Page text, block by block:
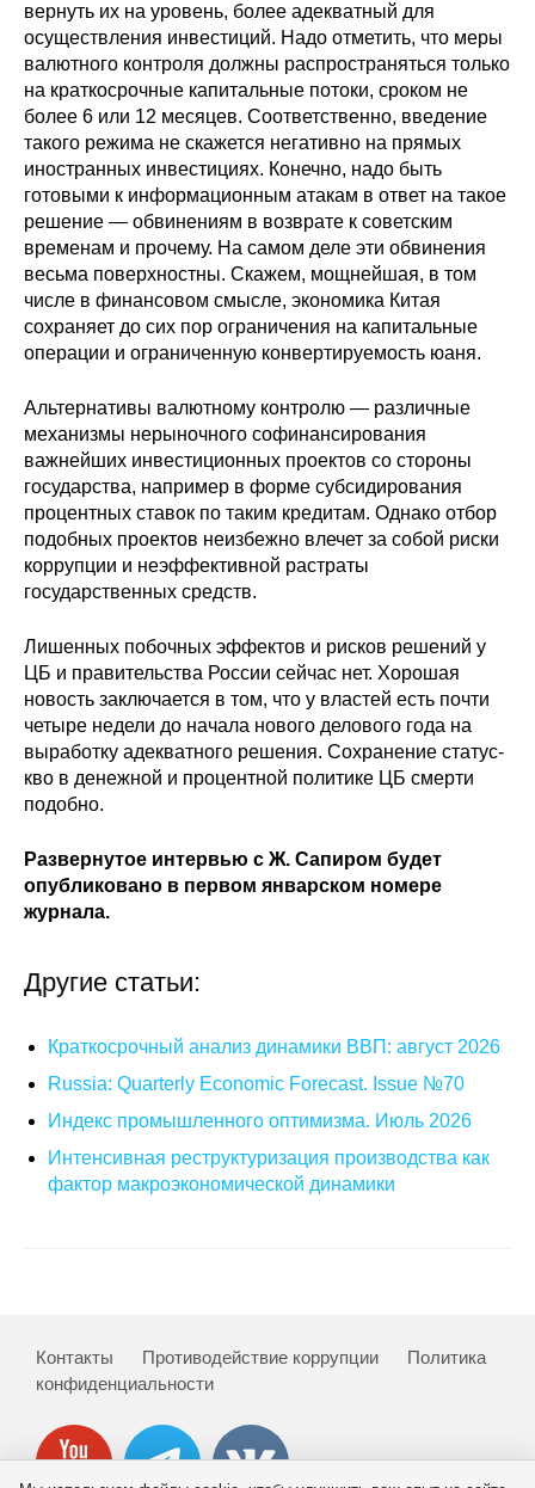
вернуть их на уровень, более адекватный для
осуществления инвестиций. Надо отметить, что меры
валютного контроля должны распространяться только
на краткосрочные капитальные потоки, сроком не
более 6 или 12 месяцев. Соответственно, введение
такого режима не скажется негативно на прямых
иностранных инвестициях. Конечно, надо быть
готовыми к информационным атакам в ответ на такое
решение — обвинениям в возврате к советским
временам и прочему. На самом деле эти обвинения
весьма поверхностны. Скажем, мощнейшая, в том
числе в финансовом смысле, экономика Китая
сохраняет до сих пор ограничения на капитальные
операции и ограниченную конвертируемость юаня.
Альтернативы валютному контролю — различные
механизмы нерыночного софинансирования
важнейших инвестиционных проектов со стороны
государства, например в форме субсидирования
процентных ставок по таким кредитам. Однако отбор
подобных проектов неизбежно влечет за собой риски
коррупции и неэффективной растраты
государственных средств.
Лишенных побочных эффектов и рисков решений у
ЦБ и правительства России сейчас нет. Хорошая
новость заключается в том, что у властей есть почти
четыре недели до начала нового делового года на
выработку адекватного решения. Сохранение статус-
кво в денежной и процентной политике ЦБ смерти
подобно.
Развернутое интервью с Ж. Сапиром будет
опубликовано в первом январском номере
журнала.
Другие статьи:
Краткосрочный анализ динамики ВВП: август 2026
Russia: Quarterly Economic Forecast. Issue №70
Индекс промышленного оптимизма. Июль 2026
Интенсивная реструктуризация производства как
фактор макроэкономической динамики
Контакты Противодействие коррупции
Политика
конфиденциальности